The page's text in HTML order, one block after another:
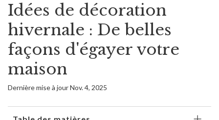
Idées de décoration
hivernale : De belles
façons d'égayer votre
maison
Dernière mise à jour Nov. 4, 2025